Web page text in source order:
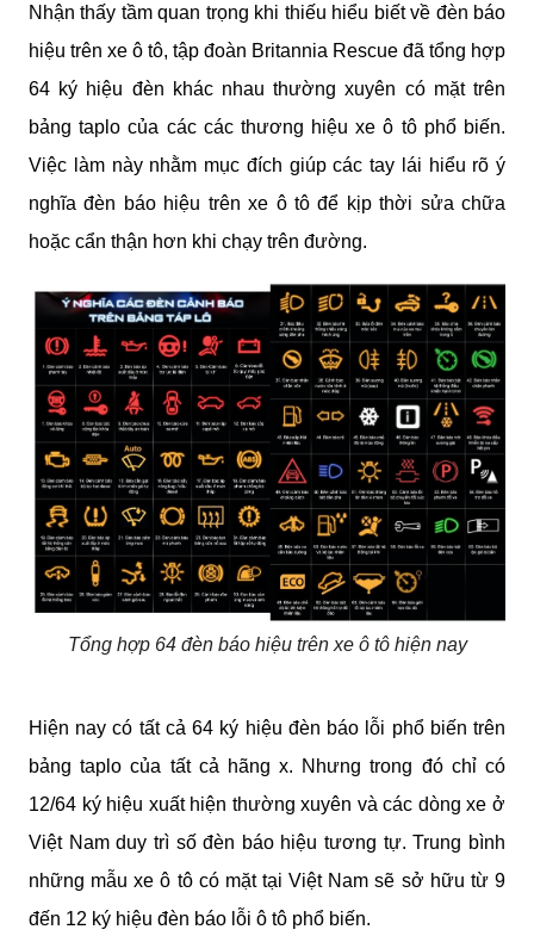
Nhận thấy tầm quan trọng khi thiếu hiểu biết về đèn báo
hiệu trên xe ô tô, tập đoàn Britannia Rescue đã tổng hợp
64 ký hiệu đèn khác nhau thường xuyên có mặt trên
bảng taplo của các các thương hiệu xe ô tô phổ biến.
Việc làm này nhằm mục đích giúp các tay lái hiểu rõ ý
nghĩa đèn báo hiệu trên xe ô tô để kịp thời sửa chữa
hoặc cẩn thận hơn khi chạy trên đường.
Tổng hợp 64 đèn báo hiệu trên xe ô tô hiện nay
Hiện nay có tất cả 64 ký hiệu đèn báo lỗi phổ biến trên
bảng taplo của tất cả hãng x. Nhưng trong đó chỉ có
12/64 ký hiệu xuất hiện thường xuyên và các dòng xe ở
Việt Nam duy trì số đèn báo hiệu tương tự. Trung bình
những mẫu xe ô tô có mặt tại Việt Nam sẽ sở hữu từ 9
đến 12 ký hiệu đèn báo lỗi ô tô phổ biến.